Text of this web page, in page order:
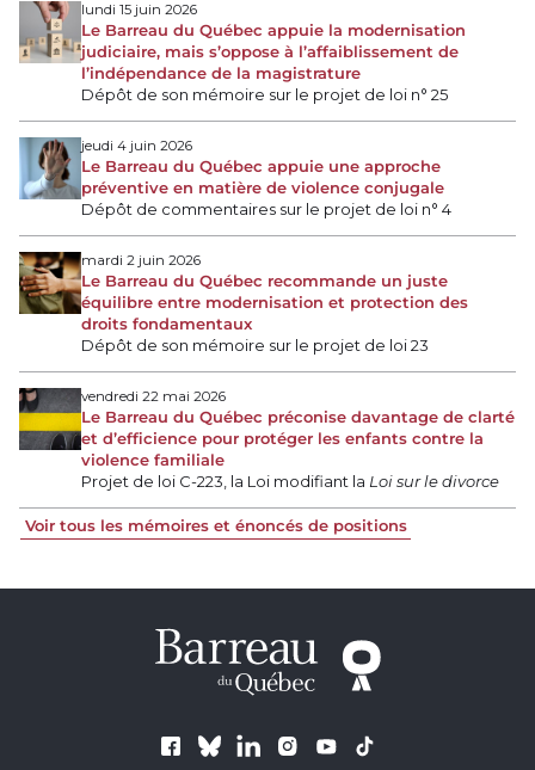
lundi 15 juin 2026
Le Barreau du Québec appuie la modernisation
judiciaire, mais s’oppose à l’affaiblissement de
l’indépendance de la magistrature
Dépôt de son mémoire sur le projet de loi n° 25
jeudi 4 juin 2026
Le Barreau du Québec appuie une approche
préventive en matière de violence conjugale
Dépôt de commentaires sur le projet de loi n° 4
mardi 2 juin 2026
Le Barreau du Québec recommande un juste
équilibre entre modernisation et protection des
droits fondamentaux
Dépôt de son mémoire sur le projet de loi 23
vendredi 22 mai 2026
Le Barreau du Québec préconise davantage de clarté
et d’efficience pour protéger les enfants contre la
violence familiale
Projet de loi C-223, la Loi modifiant la Loi sur le divorce
Voir tous les mémoires et énoncés de positions
Suivez le Barreau